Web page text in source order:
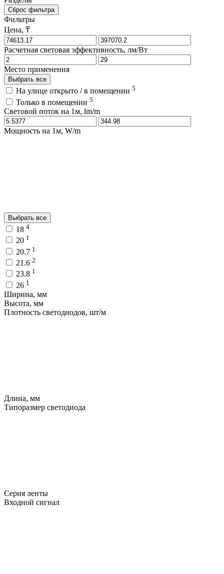
Сброс фильтра
Фильтры
Цена, ₸
Расчетная световая эффективность, лм/Вт
Место применения
Выбрать все
На улице открыто / в помещении 5
Только в помещении 5
Световой поток на 1м, lm/m
Мощность на 1м, W/m
Выбрать все
18 4
20 1
20.7 1
21.6 2
23.8 1
26 1
Ширина, мм
Высота, мм
Плотность светодиодов, шт/м
Длина, мм
Типоразмер светодиода
Серия ленты
Входной сигнал